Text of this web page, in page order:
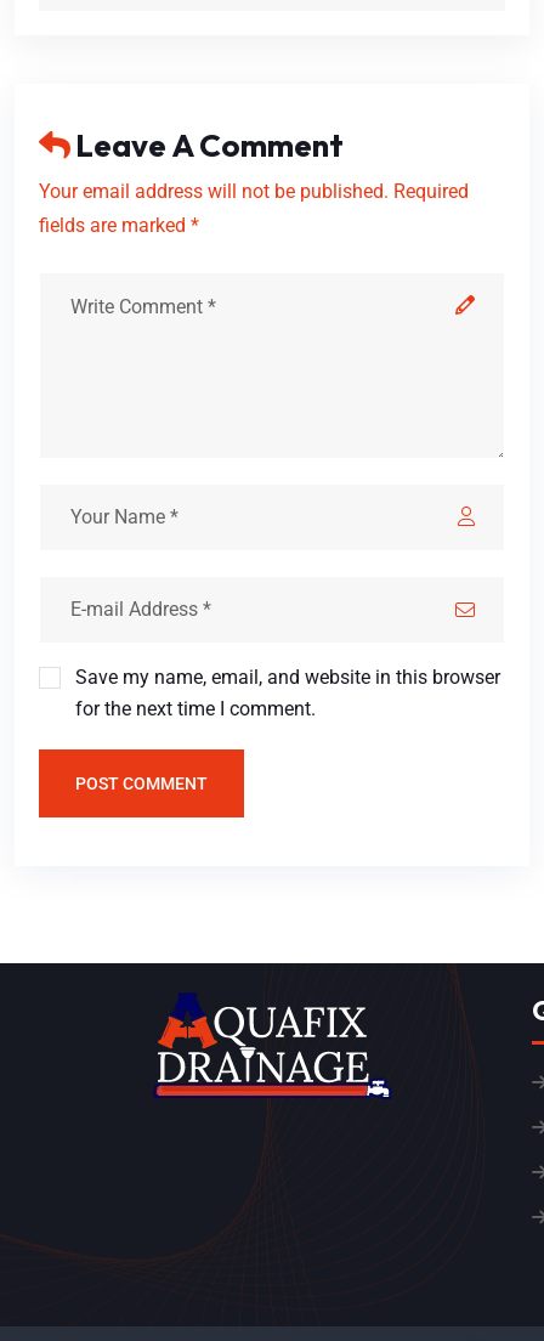
Leave A Comment
Your email address will not be published. Required
fields are marked *
Save my name, email, and website in this browser
for the next time I comment.
POST COMMENT